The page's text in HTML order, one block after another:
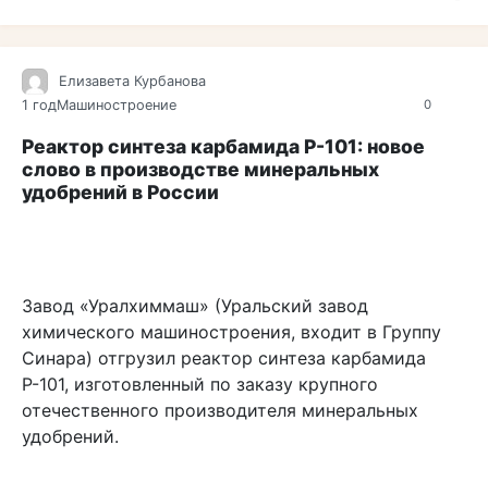
0
Елизавета Курбанова
1 годМашиностроение
Реактор синтеза карбамида Р-101: новое
слово в производстве минеральных
удобрений в России
Завод «Уралхиммаш» (Уральский завод
химического машиностроения, входит в Группу
Синара) отгрузил реактор синтеза карбамида
Р-101, изготовленный по заказу крупного
отечественного производителя минеральных
удобрений.